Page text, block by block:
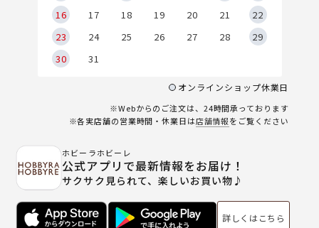
16
17 18 19 20 21
22
23
24 25 26 27 28
29
30
31
オンラインショップ休業日
※Webからのご注文は、24時間承っております
※各実店舗の営業時間・休業日は店舗情報をご覧ください
ホビーラホビーレ
公式アプリで最新情報をお届け！
サクサク見られて、楽しいお買い物♪
詳しくはこちら